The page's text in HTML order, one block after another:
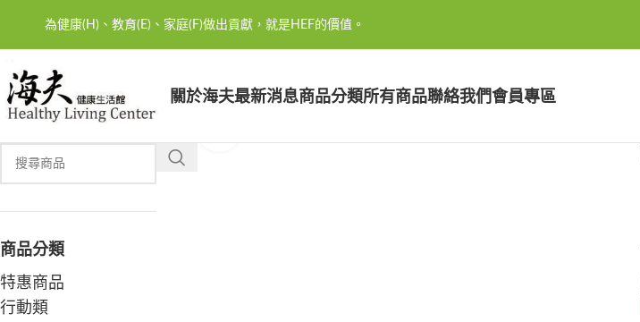
健康(H)、教育(E)、家庭(F)做出貢獻，就是HEF的價值。
關於海夫最新消息商品分類所有商品聯絡我們會員專區
商品分類
特惠商品
行動類